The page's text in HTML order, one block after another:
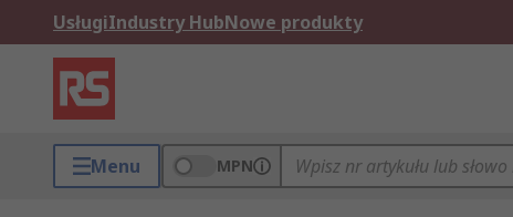
UsługiIndustry HubNowe produkty
Menu MPN